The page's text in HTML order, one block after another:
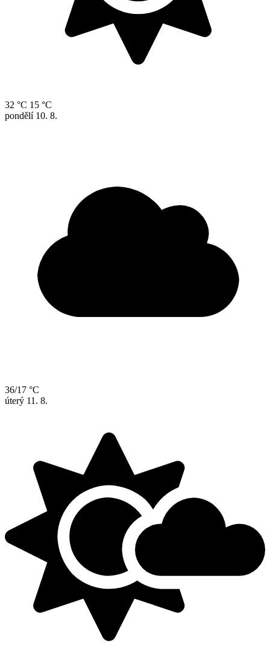
32 °C 15 °C
pondělí 10. 8.
36/17 °C
úterý 11. 8.